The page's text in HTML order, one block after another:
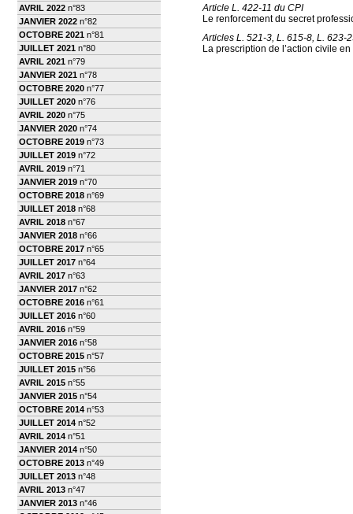
AVRIL 2022 n°83
JANVIER 2022 n°82
OCTOBRE 2021 n°81
JUILLET 2021 n°80
AVRIL 2021 n°79
JANVIER 2021 n°78
OCTOBRE 2020 n°77
JUILLET 2020 n°76
AVRIL 2020 n°75
JANVIER 2020 n°74
OCTOBRE 2019 n°73
JUILLET 2019 n°72
AVRIL 2019 n°71
JANVIER 2019 n°70
OCTOBRE 2018 n°69
JUILLET 2018 n°68
AVRIL 2018 n°67
JANVIER 2018 n°66
OCTOBRE 2017 n°65
JUILLET 2017 n°64
AVRIL 2017 n°63
JANVIER 2017 n°62
OCTOBRE 2016 n°61
JUILLET 2016 n°60
AVRIL 2016 n°59
JANVIER 2016 n°58
OCTOBRE 2015 n°57
JUILLET 2015 n°56
AVRIL 2015 n°55
JANVIER 2015 n°54
OCTOBRE 2014 n°53
JUILLET 2014 n°52
AVRIL 2014 n°51
JANVIER 2014 n°50
OCTOBRE 2013 n°49
JUILLET 2013 n°48
AVRIL 2013 n°47
JANVIER 2013 n°46
Article L. 422-11 du CPI
Le renforcement du secret
Articles L. 521-3, L. 615-8, L. 623-
La prescription de l’action civile